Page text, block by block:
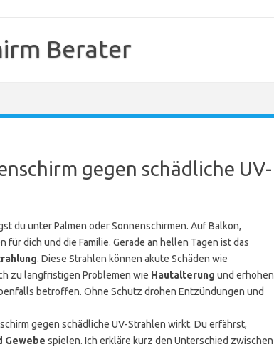
Berater
gegen schädliche UV-
du unter Palmen oder Sonnenschirmen. Auf Balkon,
für dich und die Familie. Gerade an hellen Tagen ist das
. Diese Strahlen können akute Schäden wie
zu langfristigen Problemen wie Hautalterung und erhöhen
betroffen. Ohne Schutz drohen Entzündungen und
gegen schädliche UV-Strahlen wirkt. Du erfährst,
Gewebe spielen. Ich erkläre kurz den Unterschied zwischen